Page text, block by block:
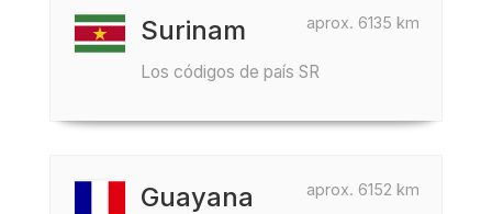
aprox. 6135 km
Surinam
Los códigos de país SR
aprox. 6152 km
Guayana